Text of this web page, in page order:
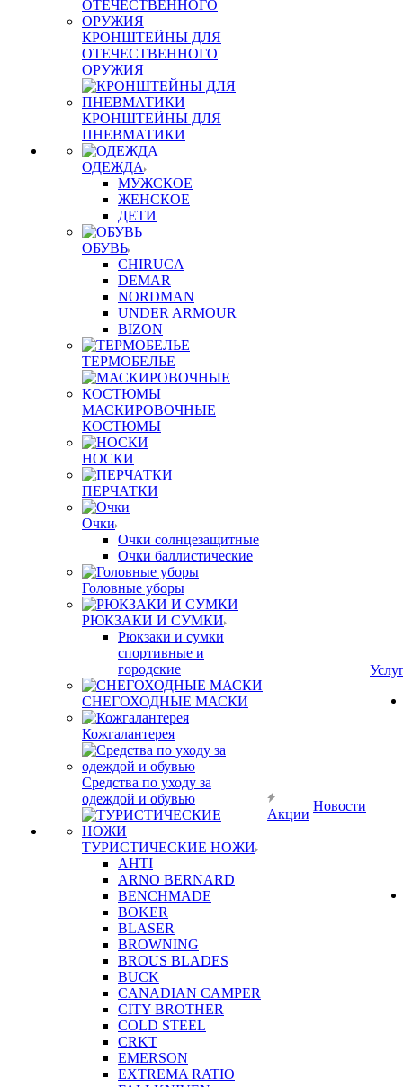
КРОНШТЕЙНЫ ДЛЯ
ОТЕЧЕСТВЕННОГО
ОРУЖИЯ
КРОНШТЕЙНЫ ДЛЯ
ПНЕВМАТИКИ
ОДЕЖДА
МУЖСКОЕ
ЖЕНСКОЕ
ДЕТИ
ОБУВЬ
CHIRUCA
DEMAR
NORDMAN
UNDER ARMOUR
BIZON
ТЕРМОБЕЛЬЕ
МАСКИРОВОЧНЫЕ
КОСТЮМЫ
НОСКИ
ПЕРЧАТКИ
Очки
Очки солнцезащитные
Очки баллистические
Головные уборы
РЮКЗАКИ И СУМКИ
Рюкзаки и сумки
спортивные и
городские
СНЕГОХОДНЫЕ МАСКИ
Кожгалантерея
Средства по уходу за
одеждой и обувью
ТУРИСТИЧЕСКИЕ НОЖИ
AHTI
ARNO BERNARD
BENCHMADE
BOKER
BLASER
BROWNING
BROUS BLADES
BUCK
CANADIAN CAMPER
CITY BROTHER
COLD STEEL
CRKT
EMERSON
EXTREMA RATIO
Акции
Новости